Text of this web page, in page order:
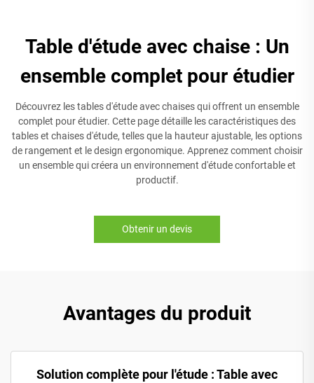
Table d'étude avec chaise : Un
ensemble complet pour étudier
Découvrez les tables d'étude avec chaises qui offrent un ensemble
complet pour étudier. Cette page détaille les caractéristiques des
tables et chaises d'étude, telles que la hauteur ajustable, les options
de rangement et le design ergonomique. Apprenez comment choisir
un ensemble qui créera un environnement d'étude confortable et
productif.
Obtenir un devis
Avantages du produit
Solution complète pour l'étude : Table avec